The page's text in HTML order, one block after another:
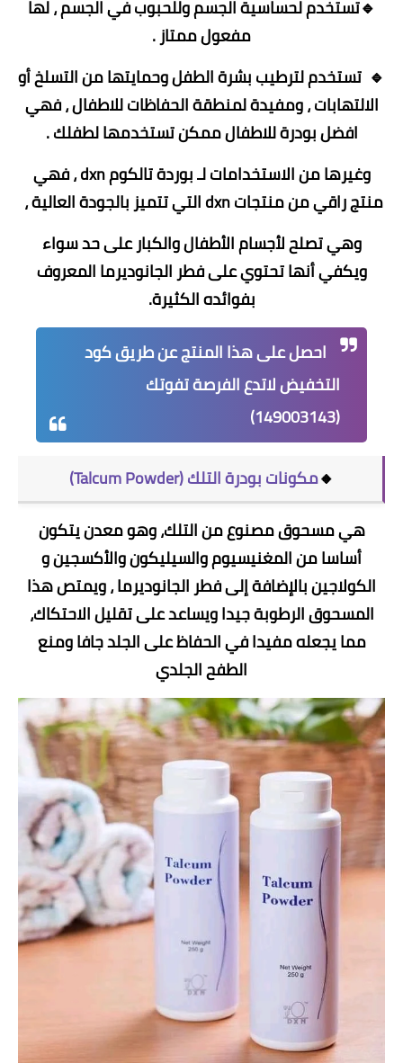
🔹تستخدم لحساسية الجسم وللحبوب في الجسم ، لها
مفعول ممتاز .
🔹 تستخدم لترطيب بشرة الطفل وحمايتها من التسلخ أو
الالتهابات ، ومفيدة لمنطقة الحفاظات للاطفال ، فهي
افضل بودرة للاطفال ممكن تستخدمها لطفلك .
وغيرها من الاستخدامات لـ بوردة تالكوم dxn ، فهي
منتج راقي من منتجات dxn التي تتميز بالجودة العالية ،
وهي تصلح لأجسام الأطفال والكبار على حد سواء
ويكفي أنها تحتوي على فطر الجانوديرما المعروف
بفوائده الكثيرة.
احصل على هذا المنتج عن طريق كود
التخفيض لاتدع الفرصة تفوتك
(149003143)
🔸مكونات بودرة التلك (Talcum Powder)
هي مسحوق مصنوع من التلك، وهو معدن يتكون
أساسا من المغنيسيوم والسيليكون والأكسجين و
الكولاجين بالإضافة إلى فطر الجانوديرما ، ويمتص هذا
المسحوق الرطوبة جيدا ويساعد على تقليل الاحتكاك،
مما يجعله مفيدا في الحفاظ على الجلد جافا ومنع
الطفح الجلدي